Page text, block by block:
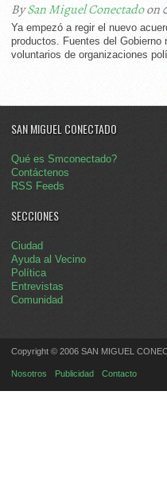
BySan Miguel Conectadoon
Ya empezó a regir el nuevo
productos. Fuentes del Gobierno
voluntarios de organizaciones
SAN MIGUEL CONECTADO
Qué es Smconectado?
Contáctenos
RSS Feeds
SECCIONES
Ciudad
Ayuda al Vecino
Política
Entrevistas
Comunidad
Copyright © 2006 SAN MIGUEL
Nosotros Publicidad Contacto